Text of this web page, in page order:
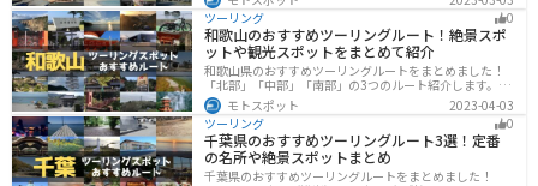
るツーリングができます。バイクで宮崎県にツーリング
に行く際は参考にしてください。
ツーリング
0
和歌山のおすすめツーリングルート！絶景スポ
ットや観光スポットをまとめて紹介
和歌山県のおすすめツーリングルートをまとめました！
「北部」「中部」「南部」の3つのルート紹介します。海
と山に囲まれた自然豊かなエリアが広がり、様々な楽し
み方ができます。バイクで和歌山県にツーリングに行く
際は参考にしてください。
モトスポット
2023-04-03
ツーリング
0
千葉県のおすすめツーリングルート3選！定番
の名所や絶景スポットまとめ
千葉県のおすすめツーリングルートをまとめました！